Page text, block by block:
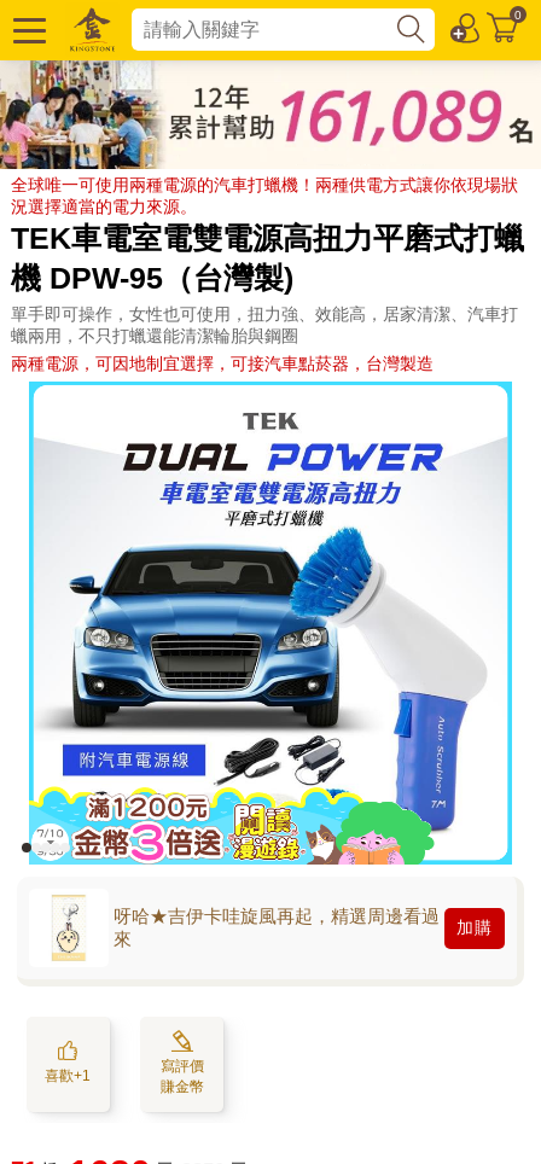
0
全球唯一可使用兩種電源的汽車打蠟機！兩種供電方式讓你依現場狀
況選擇適當的電力來源。
TEK車電室電雙電源高扭力平磨式打蠟
機 DPW-95（台灣製)
單手即可操作，女性也可使用，扭力強、效能高，居家清潔、汽車打
蠟兩用，不只打蠟還能清潔輪胎與鋼圈
兩種電源，可因地制宜選擇，可接汽車點菸器，台灣製造
呀哈★吉伊卡哇旋風再起，精選周邊看過
來
加購
喜歡+1
寫評價
賺金幣